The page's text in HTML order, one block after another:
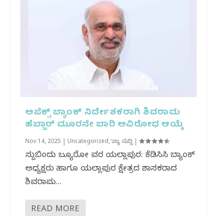
ಅಪೆಕ್ಸ್ ಬ್ಯಾಂಕ್ ನಿರ್ದೇಶಕರಾಗಿ ಶಿವರಾಮ
ಹೆಬ್ಬಾರ್ ಮೂರನೇ ಬಾರಿ ಅವಿರೋಧ ಆಯ್ಕೆ
Nov 14, 2025 Uncategorized,ರಾಜ್ಯ ಸುದ್ದಿ |
ಸುದ್ದಿಬಿಂದು ಬ್ಯೂರೋ ವರದಿ ಯಲ್ಲಾಪುರ: ಕೆಡಿಸಿಸಿ ಬ್ಯಾಂಕ್
ಅಧ್ಯಕ್ಷರು ಹಾಗೂ ಯಲ್ಲಾಪುರ ಕ್ಷೇತ್ರದ ಶಾಸಕರಾದ
ಶಿವರಾಮ...
READ MORE